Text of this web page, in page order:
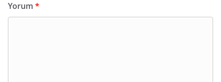
Yorum *